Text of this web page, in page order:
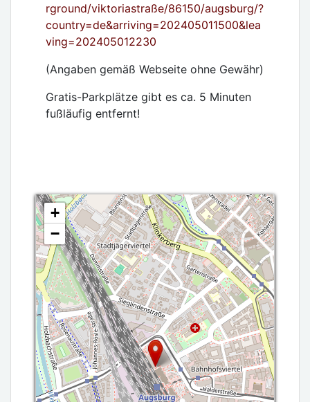
rground/viktoriastraße/86150/augsburg/?
country=de&arriving=202405011500&lea
ving=202405012230
(Angaben gemäß Webseite ohne Gewähr)
Gratis-Parkplätze gibt es ca. 5 Minuten
fußläufig entfernt!
+
−